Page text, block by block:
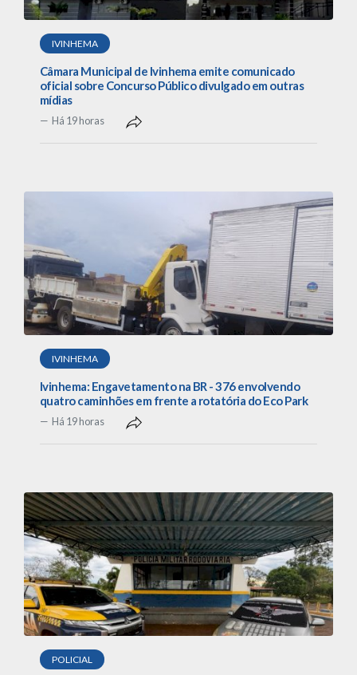
IVINHEMA
Câmara Municipal de Ivinhema emite comunicado
oficial sobre Concurso Público divulgado em outras
mídias
Há 19 horas
IVINHEMA
Ivinhema: Engavetamento na BR - 376 envolvendo
quatro caminhões em frente a rotatória do Eco Park
Há 19 horas
POLICIAL